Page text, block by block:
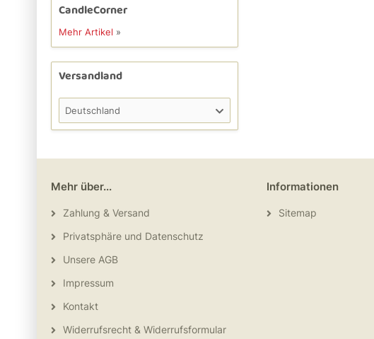
CandleCorner
Mehr Artikel »
Versandland
Deutschland
Mehr über...
Zahlung & Versand
Privatsphäre und Datenschutz
Unsere AGB
Impressum
Kontakt
Widerrufsrecht & Widerrufsformular
Informationen
Sitemap